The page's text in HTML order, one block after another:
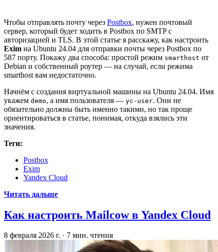
Чтобы отправлять почту через Postbox, нужен почтовый
сервер, который будет ходить в Postbox по SMTP с
авторизацией и TLS. В этой статье я расскажу, как настроить
Exim на Ubuntu 24.04 для отправки почты через Postbox по
587 порту. Покажу два способа: простой режим smarthost от
Debian и собственный роутер — на случай, если режима
smarthost вам недостаточно.
Начнём с создания виртуальной машины на Ubuntu 24.04. Имя
укажем demo, а имя пользователя — yc-user. Они не
обязательно должны быть именно такими, но так проще
ориентироваться в статье, понимая, откуда взялись эти
значения.
Теги:
Postbox
Exim
Yandex Cloud
Читать дальше
Как настроить Mailcow в Yandex Cloud
8 февраля 2026 г. · 7 мин. чтения